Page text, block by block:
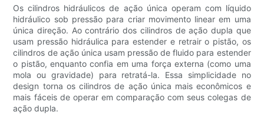
Os cilindros hidráulicos de ação única operam com líquido
hidráulico sob pressão para criar movimento linear em uma
única direção. Ao contrário dos cilindros de ação dupla que
usam pressão hidráulica para estender e retrair o pistão, os
cilindros de ação única usam pressão de fluido para estender
o pistão, enquanto confia em uma força externa (como uma
mola ou gravidade) para retratá-la. Essa simplicidade no
design torna os cilindros de ação única mais econômicos e
mais fáceis de operar em comparação com seus colegas de
ação dupla.